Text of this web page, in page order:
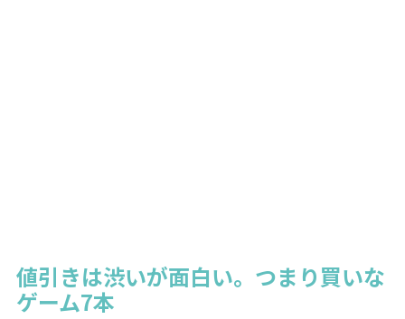
値引きは渋いが面白い。つまり買いな
ゲーム7本